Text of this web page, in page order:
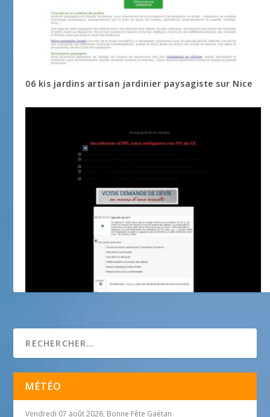
06 kis jardins artisan jardinier paysagiste sur Nice
MÉTÉO
Vendredi 07 août 2026, Bonne Fête Gaétan